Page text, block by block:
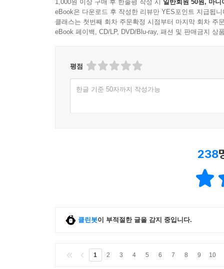
1,000원 이상 구매 후 한줄평 작성 시 일반회원 50원, 마니
eBook은 다운로드 후 작성한 리뷰만 YES포인트 지급됩니
클래스는 첫번째 회차 주문확정 시점부터 마지막 회차 주
eBook 페이백, CD/LP, DVD/Blu-ray, 패션 및 판매금지 상
평점
한글 기준 50자까지 작성가능
238
클린봇이 부적절한 글을 감지 중입니다.
1 2 3 4 5 6 7 8 9 10